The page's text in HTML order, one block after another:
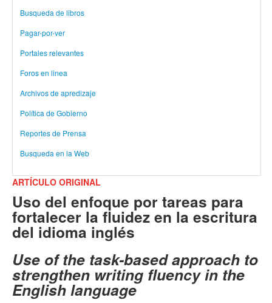
Busqueda de libros
Pagar-por-ver
Portales relevantes
Foros en linea
Archivos de apredizaje
Política de Gobierno
Reportes de Prensa
Busqueda en la Web
ARTÍCULO ORIGINAL
Uso del enfoque por tareas para
fortalecer la fluidez en la escritura
del idioma inglés
Use of the task-based approach to
strengthen writing fluency in the
English language